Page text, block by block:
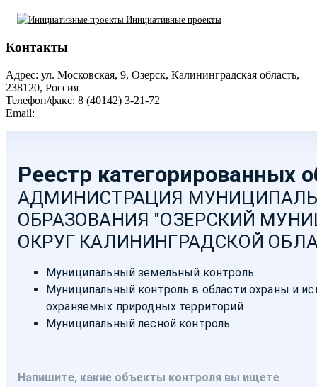
Инициативные проекты
Контакты
Адрес: ул. Московская, 9, Озерск, Калининградская область,
238120, Россия
Телефон/факс: 8 (40142) 3-21-72
Email: